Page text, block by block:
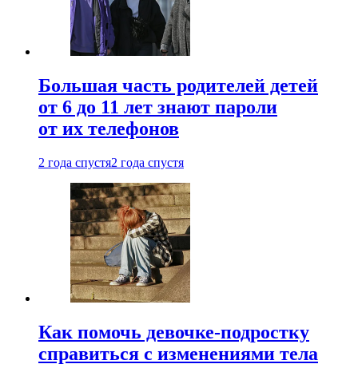
Большая часть родителей детей
от 6 до 11 лет знают пароли
от их телефонов
2 года спустя2 года спустя
Как помочь девочке-подростку
справиться с изменениями тела